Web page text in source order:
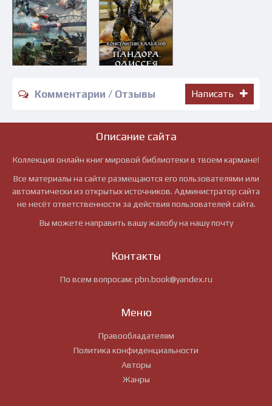
Комментарии / Отзывы Написать
Описание сайта
Коллекция онлайн книг мировой библиотеки в твоем кармане!
Все материалы на сайте размещаются его пользователями или
автоматически из открытых источников. Администратор сайта
не несёт ответственности за действия пользователей сайта.
Вы можете направить вашу жалобу на нашу почту
Контакты
По всем вопросам: pbn.book@yandex.ru
Меню
Правообладателям
Политика конфиденциальности
Авторы
Жанры